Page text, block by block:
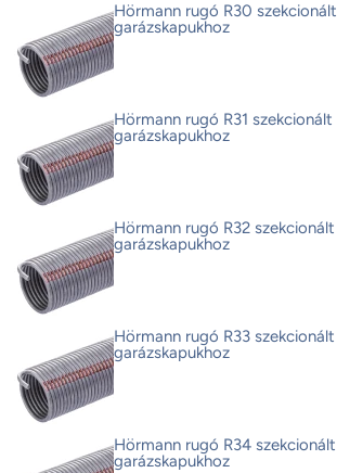
Hörmann rugó R30 szekcionált
garázskapukhoz
Hörmann rugó R31 szekcionált
garázskapukhoz
Hörmann rugó R32 szekcionált
garázskapukhoz
Hörmann rugó R33 szekcionált
garázskapukhoz
Hörmann rugó R34 szekcionált
garázskapukhoz